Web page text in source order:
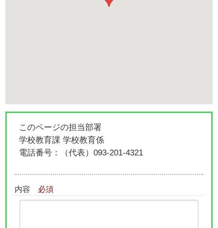
このページの担当部署
学校教育課 学校教育係
電話番号：
（代表）093-201-4321
内容 必須